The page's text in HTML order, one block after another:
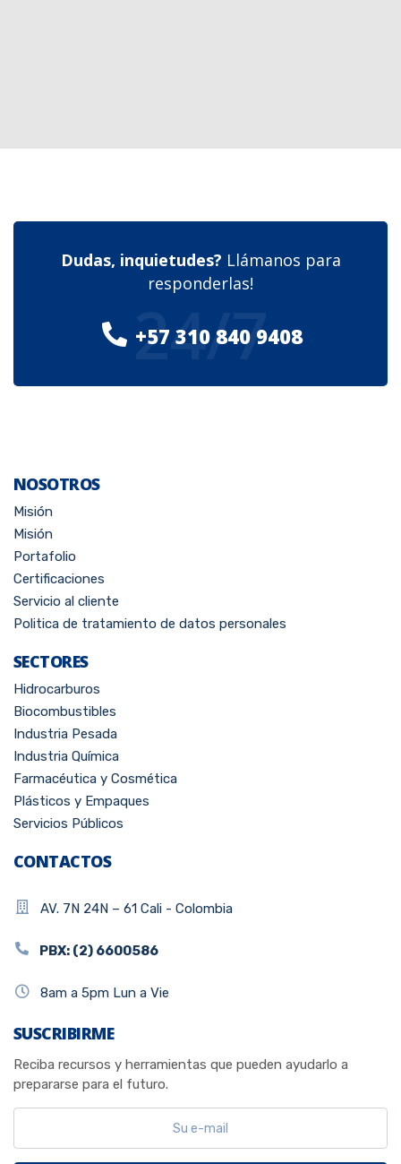
Dudas, inquietudes? Llámanos para
responderlas!
+57 310 840 9408
24/7
NOSOTROS
Misión
Misión
Portafolio
Certificaciones
Servicio al cliente
Politica de tratamiento de datos personales
SECTORES
Hidrocarburos
Biocombustibles
Industria Pesada
Industria Química
Farmacéutica y Cosmética
Plásticos y Empaques
Servicios Públicos
CONTACTOS
AV. 7N 24N – 61 Cali - Colombia
PBX: (2) 6600586
8am a 5pm Lun a Vie
SUSCRIBIRME
Reciba recursos y herramientas que pueden ayudarlo a
prepararse para el futuro.